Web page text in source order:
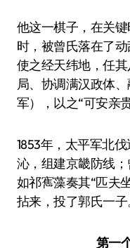
他这一棋子，在关
时，被曾氏落在了
使之经天纬地，任
局、协调满汉政体
军），以之“可安亲贵
1853年，太平军北
沁，组建京畿防线
如祁寯藻奏其“匹夫
拈来，投了郭氏一子
第一